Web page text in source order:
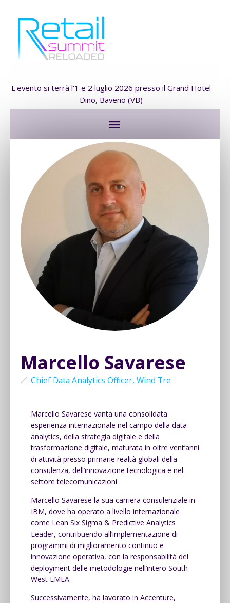
L'evento si terrà l'1 e 2 luglio 2026 presso il Grand Hotel
Dino, Baveno (VB)
Marcello Savarese
Chief Data Analytics Officer, Wind Tre
Marcello Savarese vanta una consolidata
esperienza internazionale nel campo della data
analytics, della strategia digitale e della
trasformazione digitale, maturata in oltre vent’anni
di attività presso primarie realtà globali della
consulenza, dell’innovazione tecnologica e nel
settore telecomunicazioni
Marcello Savarese la sua carriera consulenziale in
IBM, dove ha operato a livello internazionale
come Lean Six Sigma & Predictive Analytics
Leader, contribuendo all’implementazione di
programmi di miglioramento continuo e
innovazione operativa, con la responsabilità del
deployment delle metodologie nell’intero South
West EMEA.
Successivamente, ha lavorato in Accenture,